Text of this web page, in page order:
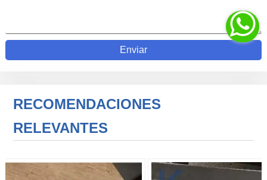
Enviar
RECOMENDACIONES
RELEVANTES
